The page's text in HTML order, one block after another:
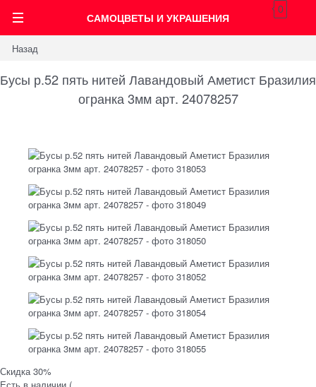
САМОЦВЕТЫ И УКРАШЕНИЯ
0
Назад
Бусы р.52 пять нитей Лавандовый Аметист Бразилия
огранка 3мм арт. 24078257
Скидка 30%
Есть в наличии (